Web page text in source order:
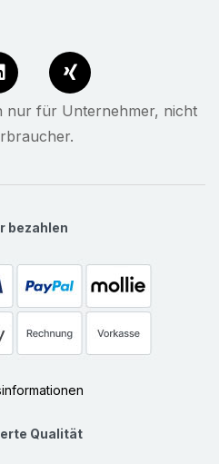
nur für Unternehmer, nicht
bezahlen
Qualität